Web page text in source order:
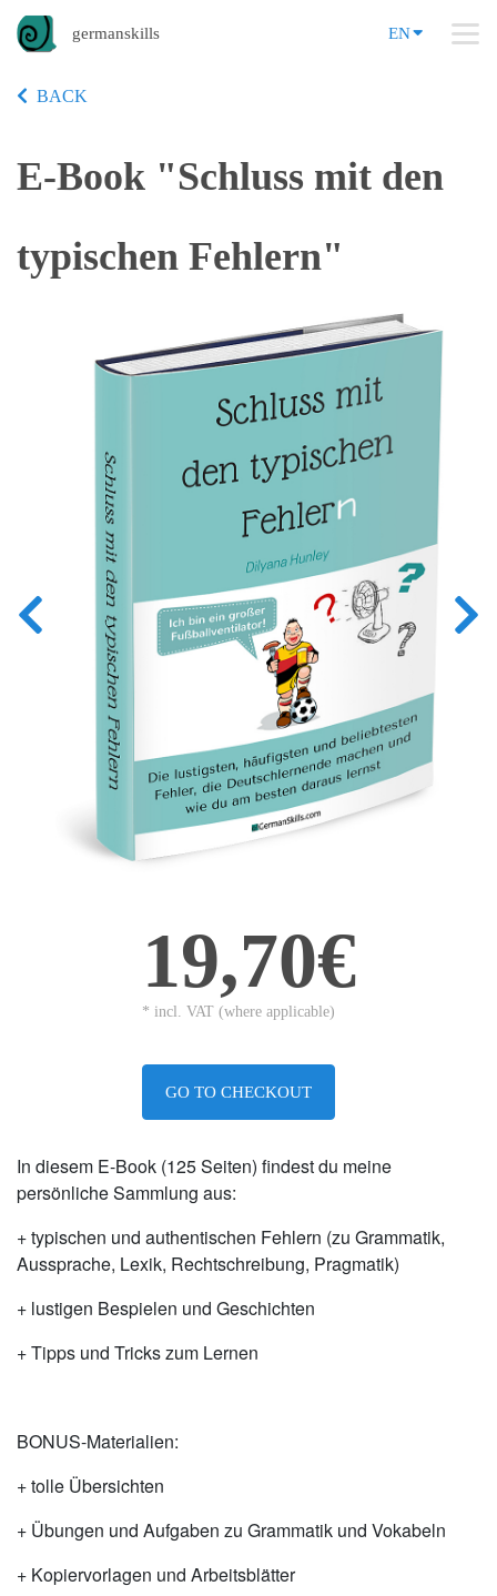
germanskills EN
BACK
E-Book "Schluss mit den
typischen Fehlern"
19,70€
* incl. VAT (where applicable)
GO TO CHECKOUT
In diesem E-Book (125 Seiten) findest du meine
persönliche Sammlung aus:
+ typischen und authentischen Fehlern (zu Grammatik,
Aussprache, Lexik, Rechtschreibung, Pragmatik)
+ lustigen Bespielen und Geschichten
+ Tipps und Tricks zum Lernen
BONUS-Materialien:
+ tolle Übersichten
+ Übungen und Aufgaben zu Grammatik und Vokabeln
+ Kopiervorlagen und Arbeitsblätter